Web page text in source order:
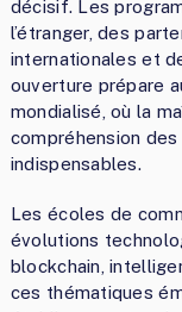
décisif. Les
l’étranger, des
internationales et
ouverture prépare
mondialisé, où la
compréhension des
indispensables.
Les écoles de
évolutions
blockchain,
ces thématiques